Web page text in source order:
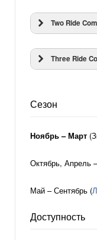
Two Ride
Three Ride
Сезон
Ноябрь – Март
Октябрь, Апрель
Май – Сентябрь (
Доступность